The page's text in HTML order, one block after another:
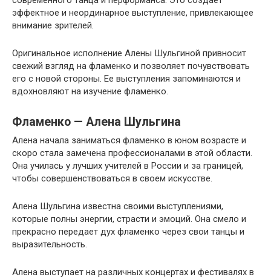
эффектное и неординарное выступление, привлекающее
внимание зрителей.
Оригинальное исполнение Алены Шульгиной привносит
свежий взгляд на фламенко и позволяет почувствовать
его с новой стороны. Ее выступления запоминаются и
вдохновляют на изучение фламенко.
Фламенко — Алена Шульгина
Алена начала заниматься фламенко в юном возрасте и
скоро стала замечена профессионалами в этой области.
Она училась у лучших учителей в России и за границей,
чтобы совершенствоваться в своем искусстве.
Алена Шульгина известна своими выступлениями,
которые полны энергии, страсти и эмоций. Она смело и
прекрасно передает дух фламенко через свои танцы и
выразительность.
Алена выступает на различных концертах и фестивалях в